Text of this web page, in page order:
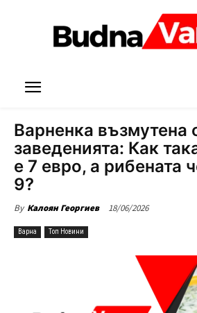
Варненка възмутена
заведенията: Как
е 7 евро, а рибената
9?
By Калоян Георгиев 18/06/2026
Варна Топ Новини